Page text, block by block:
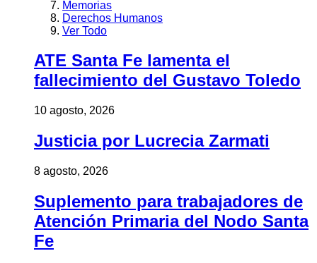
Memorias
Derechos Humanos
Ver Todo
ATE Santa Fe lamenta el
fallecimiento del Gustavo Toledo
10 agosto, 2026
Justicia por Lucrecia Zarmati
8 agosto, 2026
Suplemento para trabajadores de
Atención Primaria del Nodo Santa
Fe